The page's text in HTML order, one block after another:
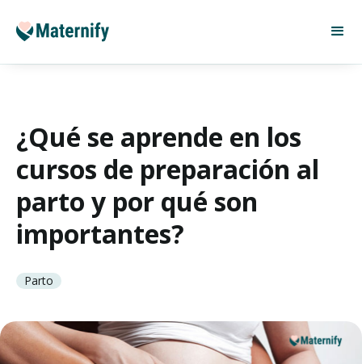
¿Qué se aprende en los
cursos de preparación al
parto y por qué son
importantes?
Parto